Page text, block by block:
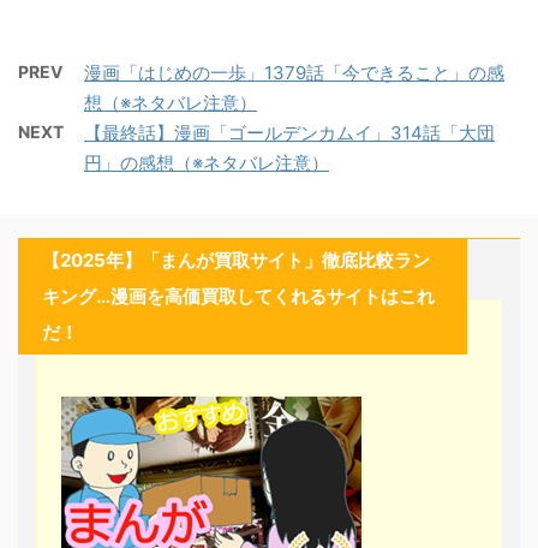
PREV
漫画「はじめの一歩」1379話「今できること」の感
想（※ネタバレ注意）
NEXT
【最終話】漫画「ゴールデンカムイ」314話「大団
円」の感想（※ネタバレ注意）
【2025年】「まんが買取サイト」徹底比較ラン
キング…漫画を高価買取してくれるサイトはこれ
だ！